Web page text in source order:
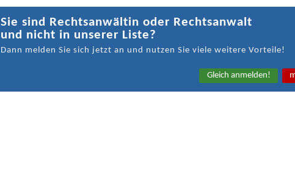
Sie sind Rechtsanwältin oder Rechtsanwalt
und nicht in unserer Liste?
Dann melden Sie sich jetzt an und nutzen Sie viele weitere Vorteile!
Gleich anmelden!